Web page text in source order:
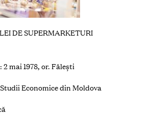
DE SUPERMARKETURI
mai 1978, or. Făleşti
Economice din Moldova